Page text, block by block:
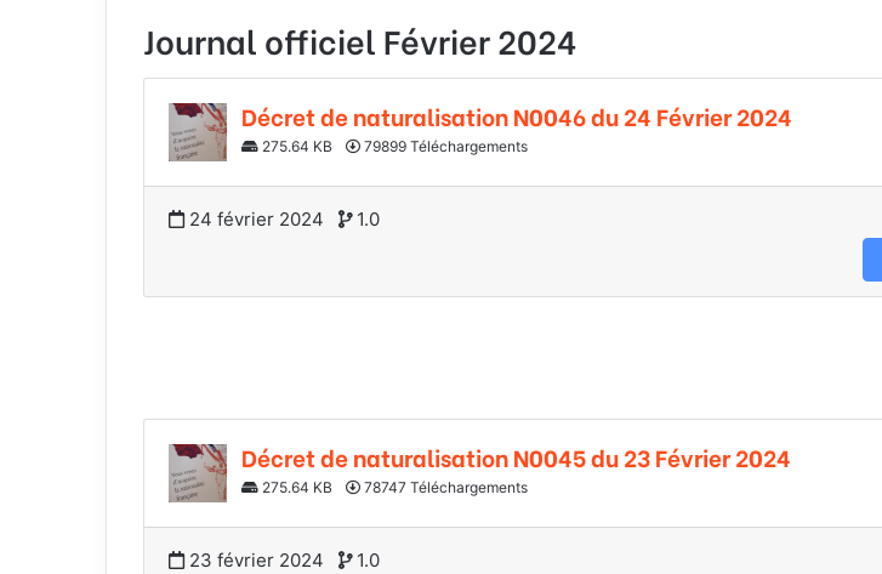
Journal officiel Février2024
Décret de naturalisation N0046 du 24 Février 2024
275.64 KB 79899 Téléchargements
24 février 2024 1.0
Décret de naturalisation N0045 du 23 Février 2024
275.64 KB 78747 Téléchargements
23 février 2024 1.0